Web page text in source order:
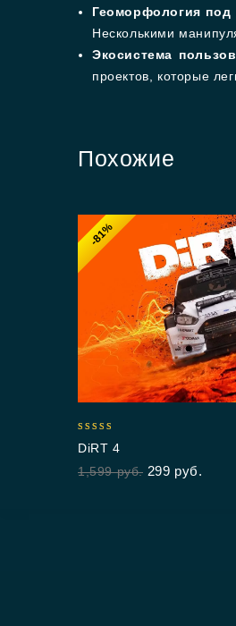
Геоморфология
Несколькими
Экосистема
проектов, которые
Похожие
-81%
out of 5
DiRT 4
1,599руб. 299 руб.